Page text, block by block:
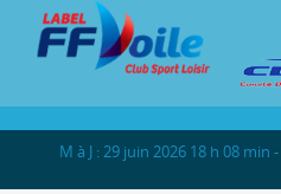
M à J : 29 juin 2026 18 h 08 min -